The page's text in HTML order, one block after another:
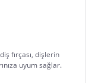
fırçası, dişlerin
uyum sağlar.